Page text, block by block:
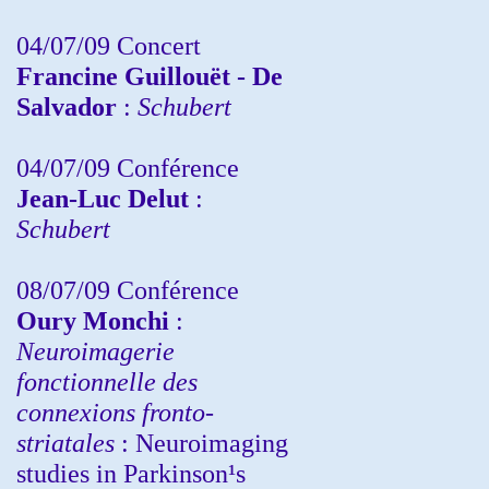
04/07/09 Concert
Francine Guillouët - De
Salvador : Schubert
04/07/09 Conférence
Jean-Luc Delut :
Schubert
08/07/09 Conférence
Oury Monchi :
Neuroimagerie
fonctionnelle des
connexions fronto-
striatales : Neuroimaging
studies in Parkinson¹s